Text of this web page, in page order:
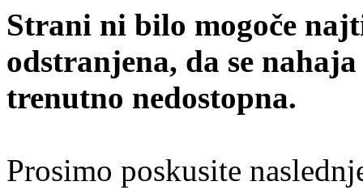
Strani ni bilo mogoče
odstranjena, da se
trenutno nedostopna.
Prosimo poskusite